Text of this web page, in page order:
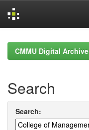
navigationCMMU Digital Archive
Search
Search: